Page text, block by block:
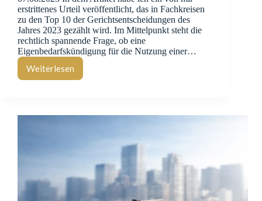
erstrittenes Urteil veröffentlicht, das in Fachkreisen
zu den Top 10 der Gerichtsentscheidungen des
Jahres 2023 gezählt wird. Im Mittelpunkt steht die
rechtlich spannende Frage, ob eine
Eigenbedarfskündigung für die Nutzung einer…
WeiterlesenVeröffentlichung:
Artikel
„Aussicht
Referendariatsplatz
Eigenbedarfskündigung“